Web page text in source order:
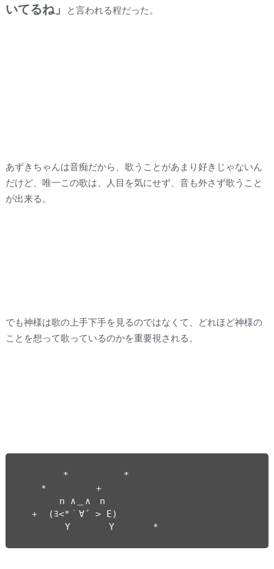
いてるね」
と言われる程だった。
あずきちゃんは音痴だから、歌うことがあまり好きじゃないん
だけど、唯一この歌は、人目を気にせず、音も外さず歌うこと
が出来る。
でも神様は歌の上手下手を見るのではなくて、どれほど神様の
ことを想って歌っているのかを重要視される。
*　　　　　　*
＊　　　　　＋
n ∧＿∧　n
＋　(ﾖ<*｀∀´ > E)
Y 　　　 Y　　　　＊